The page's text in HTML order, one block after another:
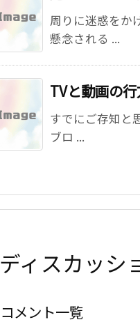
周りに迷惑をか
懸念される ...
TVと動画の
すでにご存知と
ブロ ...
ディスカッシ
コメント一覧